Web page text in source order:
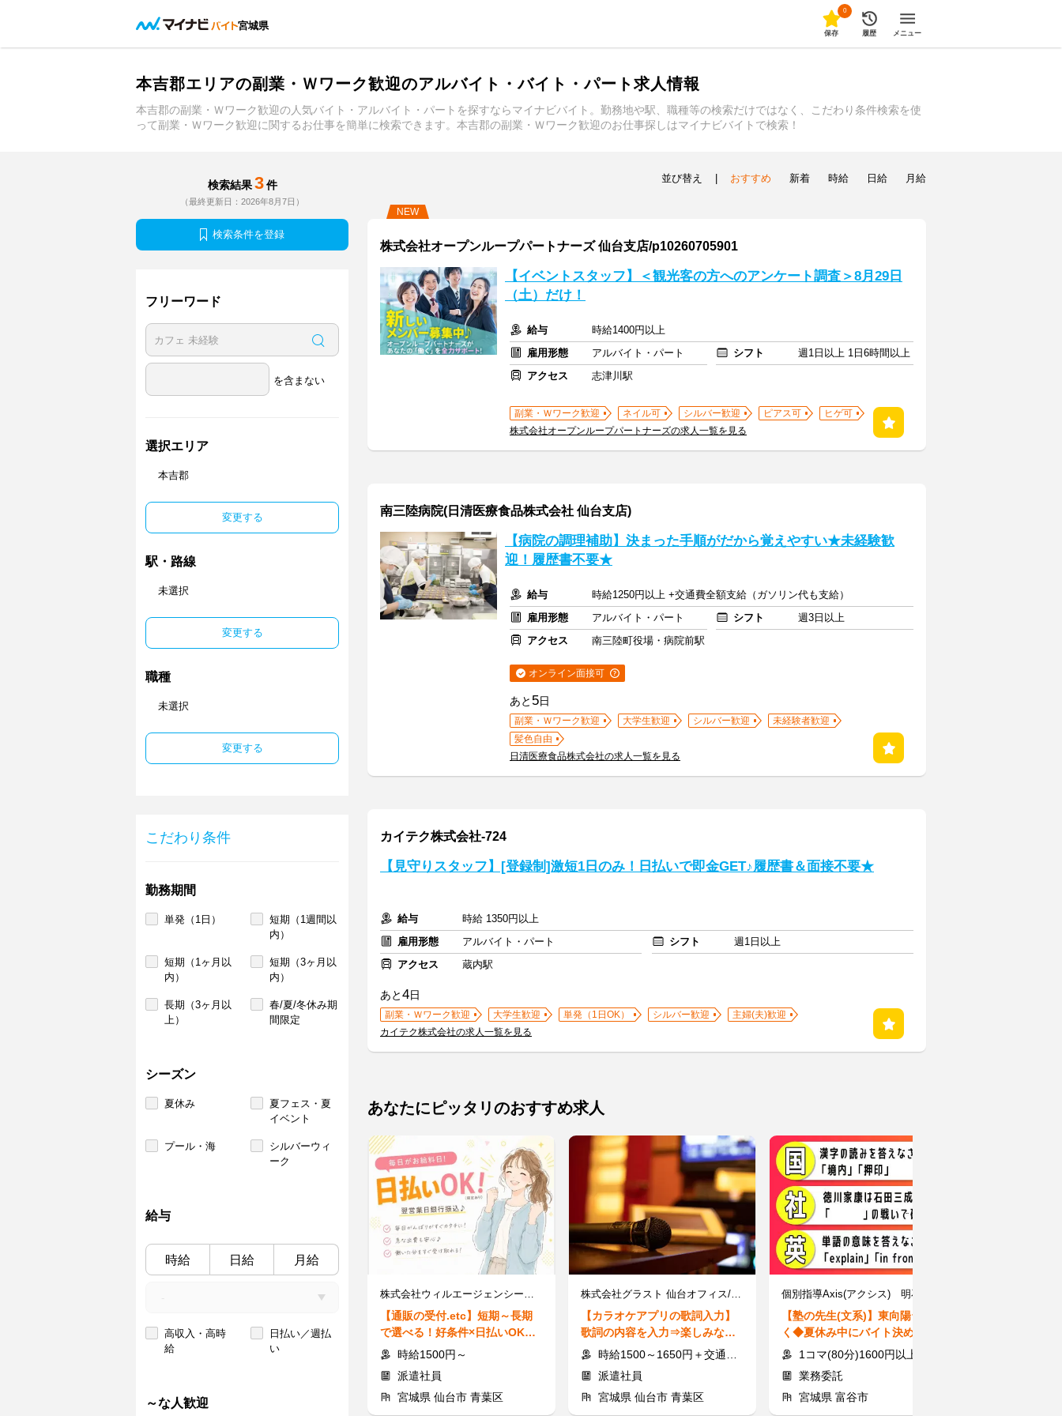
宮城県
0
保存 履歴 メニュー
本吉郡エリアの副業・Ｗワーク歓迎のアルバイト・バイト・パート求人情報
本吉郡の副業・Ｗワーク歓迎の人気バイト・アルバイト・パートを探すならマイナビバイト。勤務地や駅、職種等の検索だけではなく、こだわり条件検索を使
って副業・Ｗワーク歓迎に関するお仕事を簡単に検索できます。本吉郡の副業・Ｗワーク歓迎のお仕事探しはマイナビバイトで検索！
検索結果 3 件
（最終更新日：2026年8月7日）
検索条件を登録
フリーワード
を含まない
選択エリア
本吉郡
変更する
駅・路線
未選択
変更する
職種
未選択
変更する
こだわり条件
勤務期間
単発（1日）
短期（1週間以
内）
短期（1ヶ月以
内）
短期（3ヶ月以
内）
長期（3ヶ月以
上）
春/夏/冬休み期
間限定
シーズン
夏休み
夏フェス・夏
イベント
プール・海
シルバーウィ
ーク
給与
時給 日給 月給
高収入・高時
給
日払い／週払
い
～な人歓迎
並び替え おすすめ 新着 時給 日給 月給
NEW
株式会社オープンループパートナーズ 仙台支店/p10260705901
【イベントスタッフ】＜観光客の方へのアンケート調査＞8月29日
（土）だけ！
給与
時給1400円以上
雇用形態
アルバイト・パート シフト
週1日以上 1日6時間以上
アクセス
志津川駅
副業・Ｗワーク歓迎 ネイル可 シルバー歓迎 ピアス可
ヒゲ可
株式会社オープンループパートナーズの求人一覧を見る
南三陸病院(日清医療食品株式会社 仙台支店)
【病院の調理補助】決まった手順がだから覚えやすい★未経験歓
迎！履歴書不要★
給与
時給1250円以上 +交通費全額支給（ガソリン代も支給）
雇用形態
アルバイト・パート シフト
週3日以上
アクセス
南三陸町役場・病院前駅
オンライン面接可
あと 5日
副業・Ｗワーク歓迎 大学生歓迎 シルバー歓迎
未経験者歓迎
髪色自由
日清医療食品株式会社の求人一覧を見る
カイテク株式会社-724
【見守りスタッフ】[登録制]激短1日のみ！日払いで即金GET♪履歴書＆面接不要★
給与
時給 1350円以上
雇用形態
アルバイト・パート シフト
週1日以上
アクセス
蔵内駅
あと4日
副業・Ｗワーク歓迎 大学生歓迎 単発（1日OK） シルバー歓迎
主婦(夫)歓迎
カイテク株式会社の求人一覧を見る
あなたにピッタリのおすすめ求人
株式会社ウィルエージェンシー 仙台支店
【通販の受付.etc】短期～長期
で選べる！好条件×日払いOK★
簡単WEB登録♪/w93260500201
時給1500円～
派遣社員
宮城県 仙台市 青葉区
株式会社グラスト 仙台オフィス/sdi-008※勤務地：青葉区仙台駅周辺
【カラオケアプリの歌詞入力】
歌詞の内容を入力⇒楽しみなが
らお仕事♪１ヶ月程度の短期◎
時給1500～1650円＋交通費規定支給
派遣社員
宮城県 仙台市 青葉区
【塾の先生(文系)】東向陽台小近
く◆夏休み中にバイト決めよう♪
大学生多数！
1コマ(80分)1600円以上＋交通費
業務委託
宮城県 富谷市